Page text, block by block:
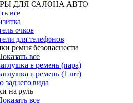
ДЛЯ САЛОНА АВТО
все
очков
для телефонов
ремня безопасности
все
в ремень (пара)
в ремень (1 шт)
заднего вида
на руль
все